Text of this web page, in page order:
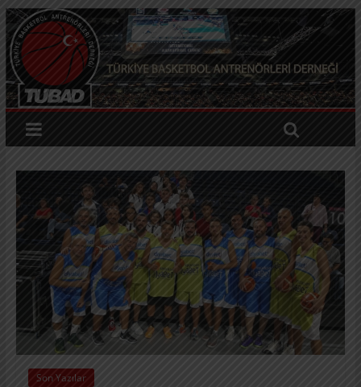
Son Yazılar